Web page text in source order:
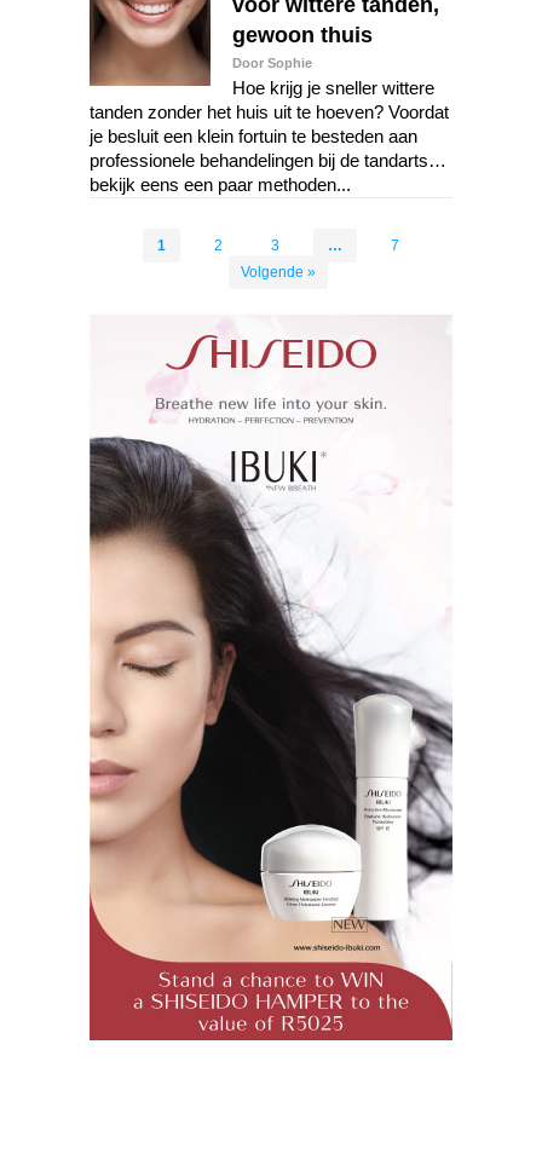
gewoon thuis
Door Sophie
Hoe krijg je sneller wittere
tanden zonder het huis uit te hoeven? Voordat
je besluit een klein fortuin te besteden aan
professionele behandelingen bij de tandarts…
bekijk eens een paar methoden...
1 2 3 …
7
Volgende »